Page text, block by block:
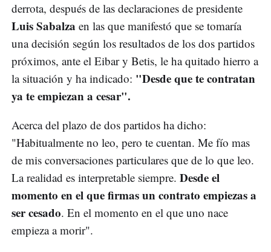
derrota, después de las declaraciones de presidente
Luis Sabalza en las que manifestó que se tomaría
una decisión según los resultados de los dos partidos
próximos, ante el Eibar y Betis, le ha quitado hierro a
la situación y ha indicado: "Desde que te contratan
ya te empiezan a cesar".
Acerca del plazo de dos partidos ha dicho:
"Habitualmente no leo, pero te cuentan. Me fío mas
de mis conversaciones particulares que de lo que leo.
La realidad es interpretable siempre. Desde el
momento en el que firmas un contrato empiezas a
ser cesado. En el momento en el que uno nace
empieza a morir".